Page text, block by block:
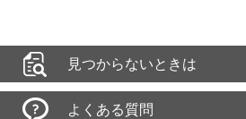
見つからないときは
よくある質問